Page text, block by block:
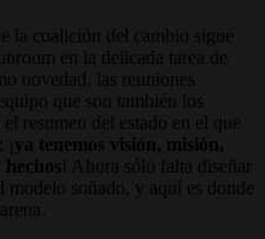
la coalición del cambio sigue
en la delicada tarea de
novedad, las reuniones
que son también los
resumen del estado en el que
ya tenemos visión, misión,
! Ahora sólo falta diseñar
modelo soñado, y aquí es donde